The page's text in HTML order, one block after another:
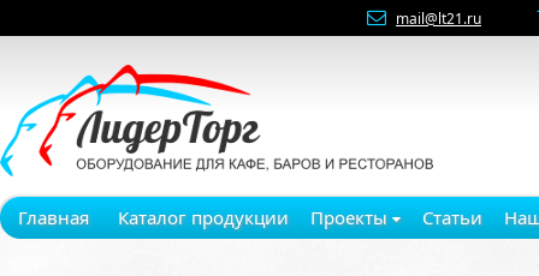
mail@lt21.ru
Главная Каталог продукции Проекты Статьи